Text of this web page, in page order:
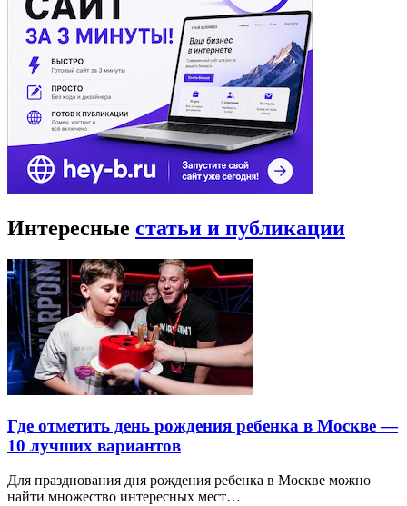
Интересные статьи и публикации
Где отметить день рождения ребенка в Москве —
10 лучших вариантов
Для празднования дня рождения ребенка в Москве можно
найти множество интересных мест…